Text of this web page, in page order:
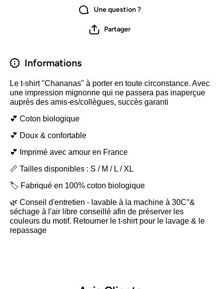
Une question ?
Partager
Informations
Le t-shirt "Chananas" à porter en toute circonstance. Avec
une impression mignonne qui ne passera pas inaperçue
auprès des amis-es/collègues, succès garanti
💕 Coton biologique
💕 Doux & confortable
💕 Imprimé avec amour en France
📏 Tailles disponibles : S / M / L / XL
🏷️ Fabriqué en 100% coton biologique
🌿 Conseil d'entretien - lavable à la machine à 30C°&
séchage à l'air libre conseillé afin de préserver les
couleurs du motif. Retourner le t-shirt pour le lavage & le
repassage